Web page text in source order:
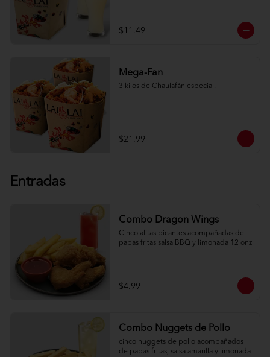
$11.49
Mega-Fan
3 kilos de Chaulafán especial.
$21.99
Entradas
Combo Dragon Wings
Cinco alitas picantes acompañadas de
papas fritas salsa BBQ y limonada 12 onz
$4.99
Combo Nuggets de Pollo
cinco nuggets de pollo acompañados
de papas fritas, salsa amarilla y limonada